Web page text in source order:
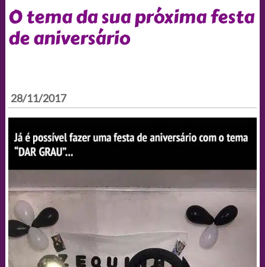
O tema da sua próxima festa
de aniversário
28/11/2017